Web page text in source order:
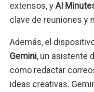
extensos, yAI
clave de reuniones y
Además, el
Gemini, un asistente
como redactar
ideas creativas.